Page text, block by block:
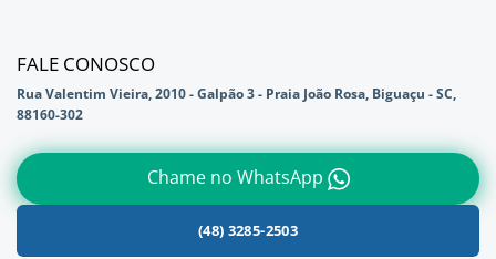
FALE CONOSCO
Rua Valentim Vieira, 2010 - Galpão 3 - Praia João Rosa, Biguaçu - SC,
88160-302
Chame no WhatsApp
(48) 3285-2503